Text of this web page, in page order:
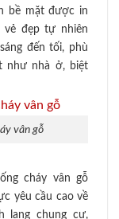
bề mặt được in
vẻ đẹp tự nhiên
đến tối, phù
như nhà ở, biệt
vân gỗ
cháy vân gỗ
yêu cầu cao về
lang chung cư,